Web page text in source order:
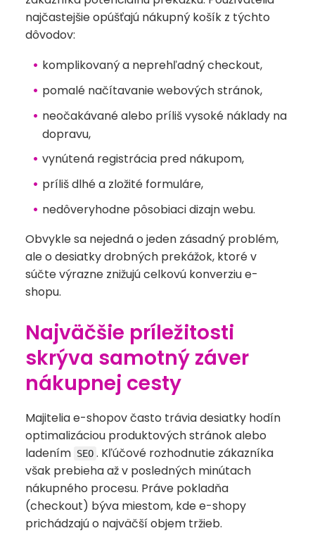
najčastejšie opúšťajú nákupný košík z týchto
dôvodov:
komplikovaný a neprehľadný checkout,
pomalé načítavanie webových stránok,
neočakávané alebo príliš vysoké náklady na
dopravu,
vynútená registrácia pred nákupom,
príliš dlhé a zložité formuláre,
nedôveryhodne pôsobiaci dizajn webu.
Obvykle sa nejedná o jeden zásadný problém,
ale o desiatky drobných prekážok, ktoré v
súčte výrazne znižujú celkovú konverziu e-
shopu.
Najväčšie príležitosti
skrýva samotný záver
nákupnej cesty
Majitelia e-shopov často trávia desiatky hodín
optimalizáciou produktových stránok alebo
ladením SEO . Kľúčové rozhodnutie zákazníka
však prebieha až v posledných minútach
nákupného procesu. Práve pokladňa
(checkout) býva miestom, kde e-shopy
prichádzajú o najväčší objem tržieb.